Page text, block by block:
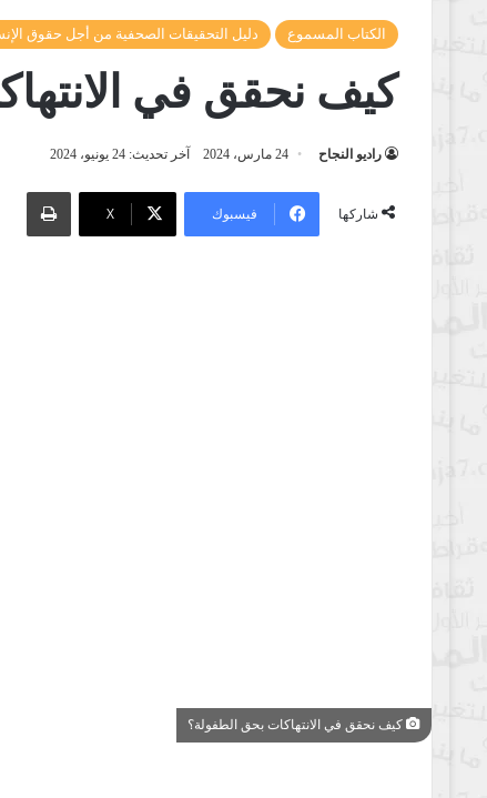
الكتاب المسموع دليل التحقيقات الصحفية من أجل حقوق
كيف نحقق في
راديو النجاح 24 مارس، 2024 آخر تحديث: 24 يونيو، 2024
شاركها فيسبوك ‫X
طباعة
كيف نحقق في الانتهاكات بحق الطفولة؟